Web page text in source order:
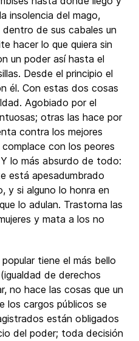
insolencia del mago,
de sus cabales un
hacer lo que quiera sin
un poder así hasta el
Desde el principio el
él. Con estas dos cosas
Agobiado por el
otras las hace por
contra los mejores
con los peores
lo más absurdo de todo:
está apesadumbrado
y si alguno lo honra en
lo adulan. Trastorna las
y mata a los no
tiene el más bello
de derechos
no hace las cosas que un
los cargos públicos se
están obligados
del poder; toda decisión